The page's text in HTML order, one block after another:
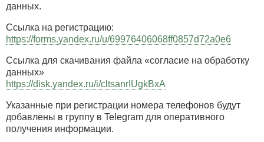
данных.
Ссылка на регистрацию:
https://forms.yandex.ru/u/69976406068ff0857d72a0e6
Ссылка для скачивания файла «согласие на обработку
данных»
https://disk.yandex.ru/i/cltsanrIUgkBxA
Указанные при регистрации номера телефонов будут
добавлены в группу в Telegram для оперативного
получения информации.